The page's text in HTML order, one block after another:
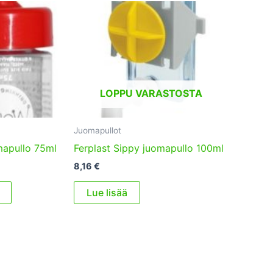
75ml
LOPPU VARASTOSTA
Juomapullot
Ferplast Sippy juomapullo 100ml
8,16 €
Lue lisää